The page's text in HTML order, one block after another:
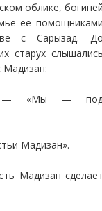
облике,
ее
с Сарызад.
старух
Мадизан:
— «Мы —
Мадизан».
Мадизан